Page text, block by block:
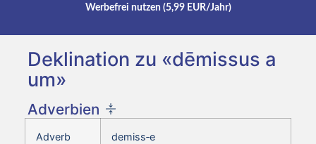
Werbefrei nutzen (5,99 EUR/Jahr)
Deklination zu «dēmissus a
um»
Adverbien
Adverb
demiss‑e